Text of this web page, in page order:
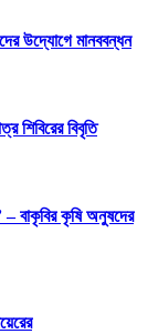
উদ্যোগে মানববন্ধন
শিবিরের বিবৃতি
– বাকৃবির কৃষি অনুষদের